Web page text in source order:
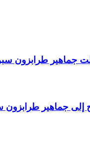
جماهير طرابزون
جماهير طرابزون